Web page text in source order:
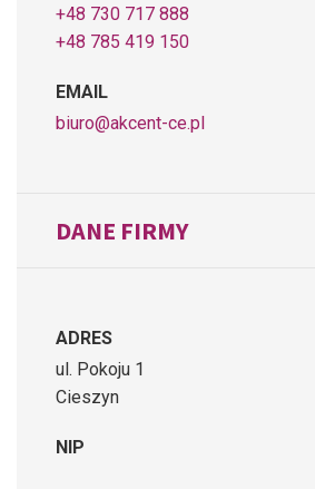
+48 730 717 888
+48 785 419 150
EMAIL
biuro@akcent-ce.pl
DANE FIRMY
ADRES
ul. Pokoju 1
Cieszyn
NIP